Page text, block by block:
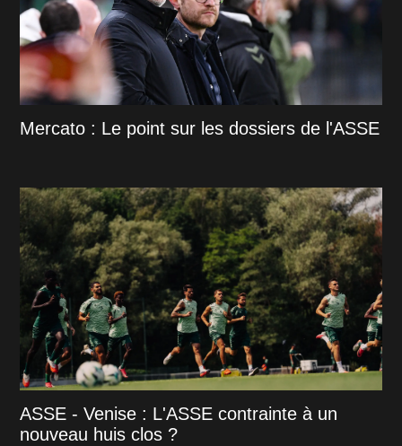
Mercato : Le point sur les dossiers de l'ASSE
ASSE - Venise : L'ASSE contrainte à un
nouveau huis clos ?